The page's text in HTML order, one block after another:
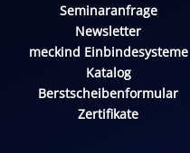
Seminaranfrage
Newsletter
meckind Einbindesysteme
Katalog
Berstscheibenformular
Zertifikate